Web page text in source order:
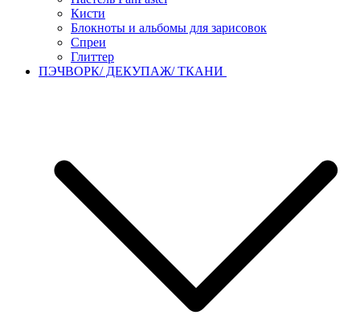
Кисти
Блокноты и альбомы для зарисовок
Спреи
Глиттер
ПЭЧВОРК/ ДЕКУПАЖ/ ТКАНИ